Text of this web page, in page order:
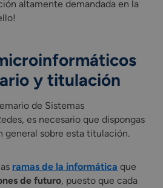
altamente demandada en la
y titulación
de Sistemas
es necesario que dispongas
general sobre esta titulación.
ramas de la informática que
de futuro, puesto que cada